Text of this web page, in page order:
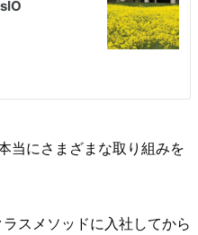
当にさまざまな取り組みを
スメソッドに入社してから